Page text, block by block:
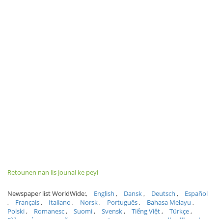
Retounen nan lis jounal ke peyi
Newspaper list WorldWide: English Dansk Deutsch
Español
Français
Italiano Norsk Português
Bahasa Melayu
Polski
Romanesc Suomi Svensk Tiếng Việt
Türkçe